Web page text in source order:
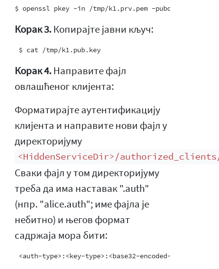
Корак 3.Копирајте јавни кључ:
Корак 4.Направите фајл
овлашћеног клијента:
Форматирајте аутентификацију
клијента и направите нови фајл у
директоријуму
<HiddenServiceDir>/
Сваки фајл у том директоријуму
треба да има наставак ".auth"
(нпр. "alice.auth"; име фајла је
небитно) и његов формат
садржаја мора бити: